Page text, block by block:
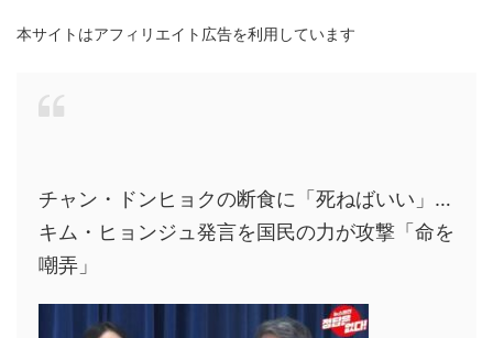
本サイトはアフィリエイト広告を利用しています
チャン・ドンヒョクの断食に「死ねばいい」…
キム・ヒョンジュ発言を国民の力が攻撃「命を
嘲弄」